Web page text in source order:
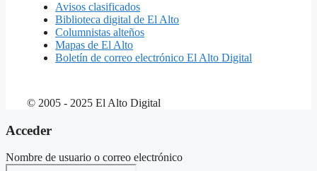
Avisos clasificados
Biblioteca digital de El Alto
Columnistas alteños
Mapas de El Alto
Boletín de correo electrónico El Alto Digital
© 2005 - 2025 El Alto Digital
Acceder
Nombre de usuario o correo electrónico